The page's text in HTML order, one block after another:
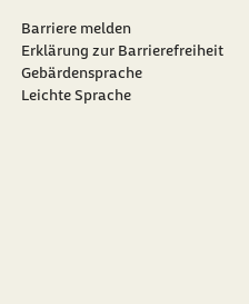
Barriere melden
Erklärung zur Barrierefreiheit
Gebärdensprache
Leichte Sprache